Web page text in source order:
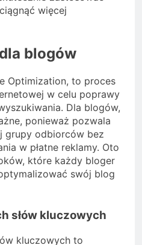
więcej
blogów
Optimization, to proces
w celu poprawy
Dla blogów,
ponieważ pozwala
grupy odbiorców bez
w płatne reklamy. Oto
które każdy bloger
swój blog
słów kluczowych
kluczowych to